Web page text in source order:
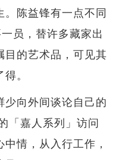
陈益锋有一点不同
员，替许多藏家出
的艺术品，可见其
。
向外间谈论自己的
「嘉人系列」访问
情，从入行工作，